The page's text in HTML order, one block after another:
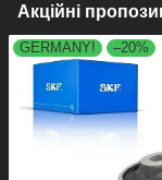
Акційні
GERMANY! –20%